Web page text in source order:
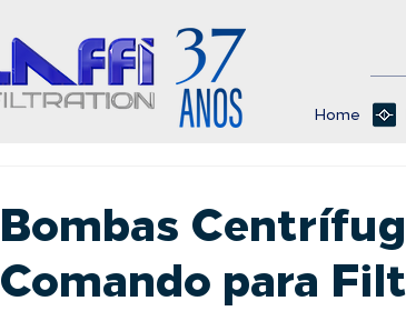
Home
Bombas
Comando para